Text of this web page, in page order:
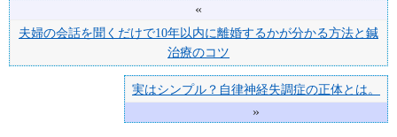
«
夫婦の会話を聞くだけで10年以内に離婚するかが分かる方法と鍼
治療のコツ
実はシンプル？自律神経失調症の正体とは。
»